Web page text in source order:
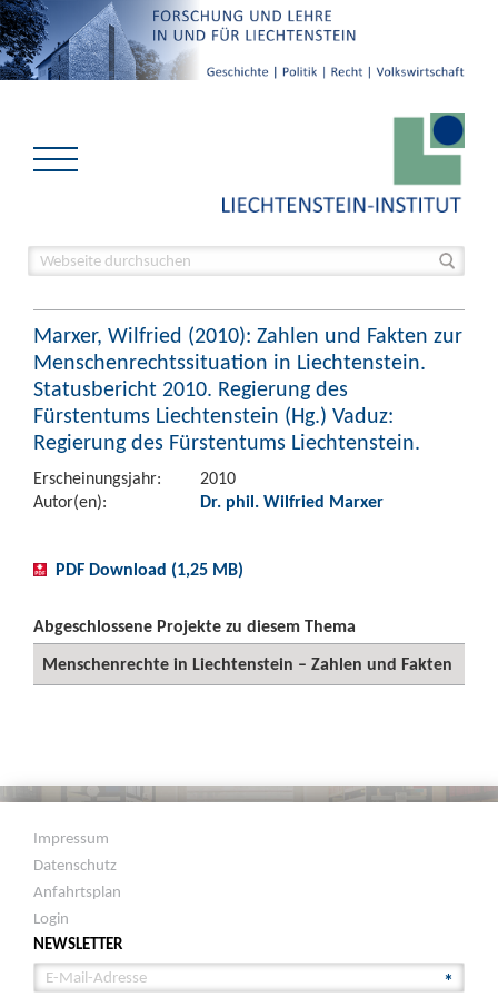
Marxer, Wilfried (2010): Zahlen und Fakten zur
Menschenrechtssituation in Liechtenstein.
Statusbericht 2010. Regierung des
Fürstentums Liechtenstein (Hg.) Vaduz:
Regierung des Fürstentums Liechtenstein.
Erscheinungsjahr:
2010
Autor(en):
Dr. phil. Wilfried Marxer
PDF Download (1,25 MB)
Abgeschlossene Projekte zu diesem Thema
Menschenrechte in Liechtenstein – Zahlen und Fakten
Impressum
Datenschutz
Anfahrtsplan
Login
NEWSLETTER